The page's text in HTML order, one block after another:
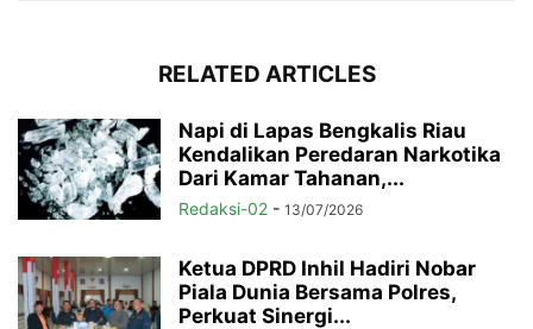
RELATED ARTICLES
Napi di Lapas Bengkalis Riau
Kendalikan Peredaran Narkotika
Dari Kamar Tahanan,...
Redaksi-02 - 13/07/2026
Ketua DPRD Inhil Hadiri Nobar
Piala Dunia Bersama Polres,
Perkuat Sinergi...